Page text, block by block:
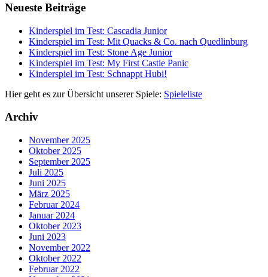
Neueste Beiträge
Kinderspiel im Test: Cascadia Junior
Kinderspiel im Test: Mit Quacks & Co. nach Quedlinburg
Kinderspiel im Test: Stone Age Junior
Kinderspiel im Test: My First Castle Panic
Kinderspiel im Test: Schnappt Hubi!
Hier geht es zur Übersicht unserer Spiele: Spieleliste
Archiv
November 2025
Oktober 2025
September 2025
Juli 2025
Juni 2025
März 2025
Februar 2024
Januar 2024
Oktober 2023
Juni 2023
November 2022
Oktober 2022
Februar 2022